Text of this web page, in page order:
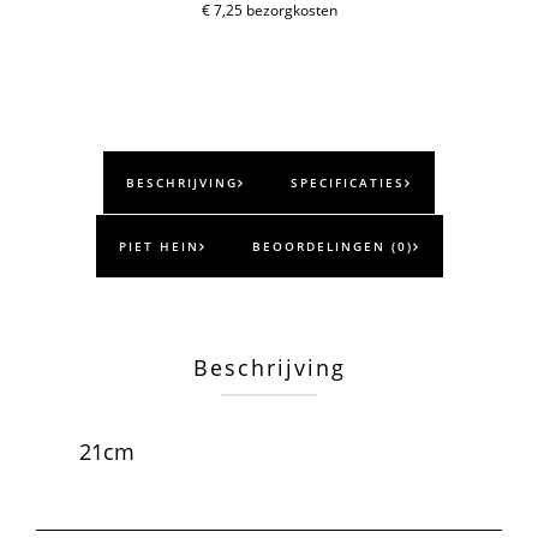
€ 7,25 bezorgkosten
BESCHRIJVING SPECIFICATIES
PIET HEIN BEOORDELINGEN (0)
Beschrijving
21cm